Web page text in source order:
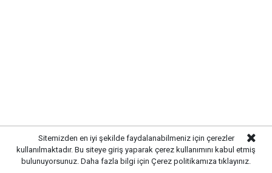
Gazetekale.com Haber Merkezi
Sitemizden en iyi şekilde faydalanabilmeniz için çerezler
kullanılmaktadır. Bu siteye giriş yaparak çerez kullanımını kabul etmiş
bulunuyorsunuz. Daha fazla bilgi için Çerez politikamıza tıklayınız.